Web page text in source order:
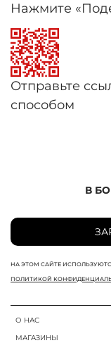
Нажмите
Отправьте
способом
О НАС
МАГАЗИНЫ
В
НА ЭТОМ САЙТЕ
ПОЛИТИКОЙ